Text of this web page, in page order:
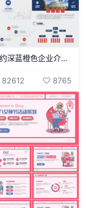
简约深蓝橙色企业介绍公司概况
82612 8765